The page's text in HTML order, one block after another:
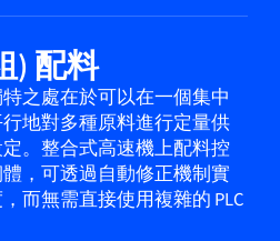
) 配料
之處在於可以在一個集中
地對多種原料進行定量供
。整合式高速機上配料控
，可透過自動修正機制實
而無需直接使用複雜的 PLC